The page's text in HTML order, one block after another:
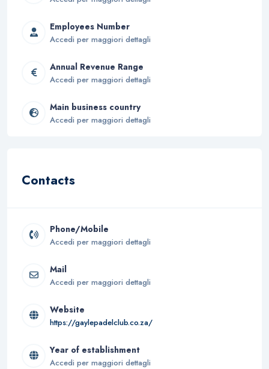
Employees Number
Accedi per maggiori dettagli
Annual Revenue Range
Accedi per maggiori dettagli
Main business country
Accedi per maggiori dettagli
Contacts
Phone/Mobile
Accedi per maggiori dettagli
Mail
Accedi per maggiori dettagli
Website
https://gaylepadelclub.co.za/
Year of establishment
Accedi per maggiori dettagli